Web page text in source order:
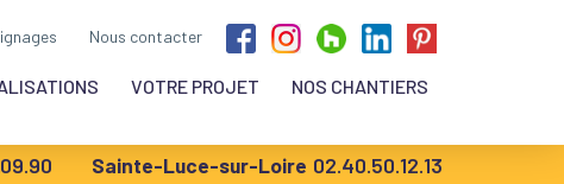
Nous contacter
VOTRE PROJET NOS CHANTIERS
Sainte-Luce-sur-Loire 02.40.50.12.13